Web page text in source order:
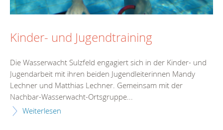
Kinder- und Jugendtraining
Die Wasserwacht Sulzfeld engagiert sich in der Kinder- und
Jugendarbeit mit ihren beiden Jugendleiterinnen Mandy
Lechner und Matthias Lechner. Gemeinsam mit der
Nachbar-Wasserwacht-Ortsgruppe...
Weiterlesen